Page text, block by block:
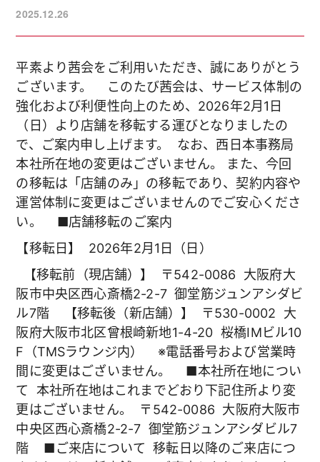
2025.12.26
平素より茜会をご利用いただき、誠にありがとう
ございます。
このたび茜会は、サービス体制の
強化および利便性向上のため、 2026年2月1日
（日）より店舗を移転する運びとなりましたの
で、ご案内申し上げます。
なお、西日本事務局
本社所在地の変更はございません。
また、今回
の移転は「店舗のみ」の移転であり、契約内容や
運営体制に変更はございませんのでご安心くださ
い。
■店舗移転のご案内
【移転日】
2026年2月1日（日）
【移転前（現店舗）】
〒542-0086
大阪府大
阪市中央区西心斎橋2-2-7 御堂筋ジュンアシダビ
ル7階
【移転後（新店舗）】 〒530-0002
大
阪府大阪市北区曾根崎新地1-4-20 桜橋IMビル10
F（TMSラウンジ内）
※電話番号および営業時
間に変更はございません。
■本社所在地につい
て
本社所在地はこれまでどおり下記住所より変
更はございません。
〒542-0086 大阪府大阪市
中央区西心斎橋2-2-7 御堂筋ジュンアシダビル7
階
■ご来店について 移転日以降のご来店につ